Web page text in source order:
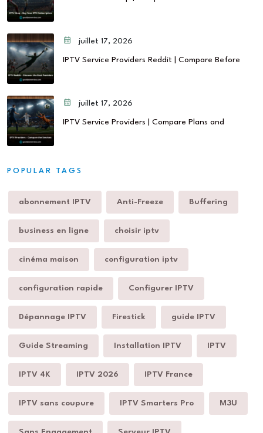
juillet 17, 2026
IPTV Service Providers Reddit | Compare Before
juillet 17, 2026
IPTV Service Providers | Compare Plans and
POPULAR TAGS
abonnement IPTV Anti-Freeze Buffering
business en ligne choisir iptv
cinéma maison configuration iptv
configuration rapide Configurer IPTV
Dépannage IPTV Firestick guide IPTV
Guide Streaming Installation IPTV IPTV
IPTV 4K IPTV 2026 IPTV France
IPTV sans coupure IPTV Smarters Pro M3U